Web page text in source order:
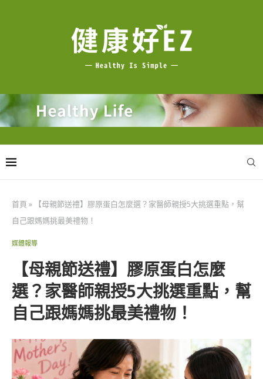
首頁 »
【母親節送禮】膠原蛋白怎麼選？家醫師親授5大挑選重點，幫
自己跟媽媽挑最美禮物！
媒體報導
【母親節送禮】膠原蛋白怎麼
選？家醫師親授5大挑選重點，幫
自己跟媽媽挑最美禮物！